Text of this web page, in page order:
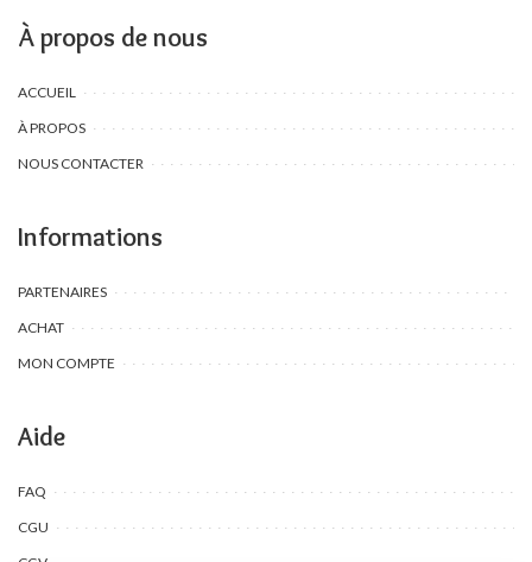
À propos de nous
ACCUEIL
À PROPOS
NOUS CONTACTER
Informations
PARTENAIRES
ACHAT
MON COMPTE
Aide
FAQ
CGU